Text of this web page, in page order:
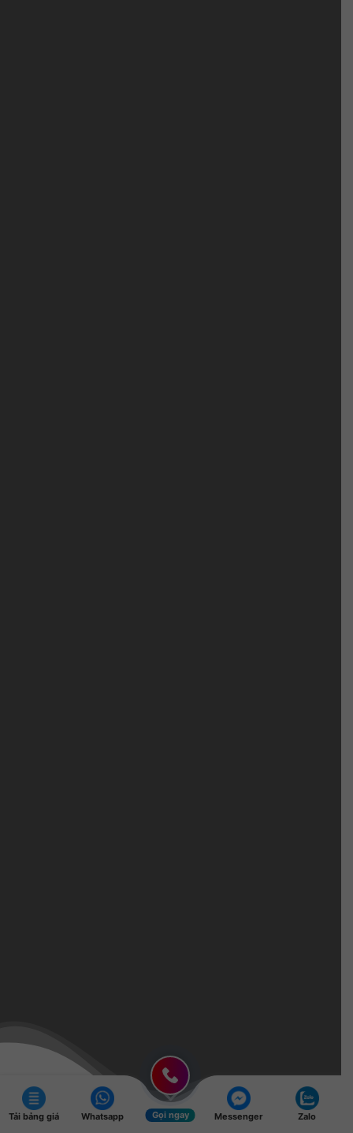
Tải bảng giá Whatsapp Gọi ngay Messenger Zalo